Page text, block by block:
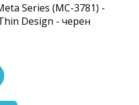
Series (MC-3781) -
Design - черен